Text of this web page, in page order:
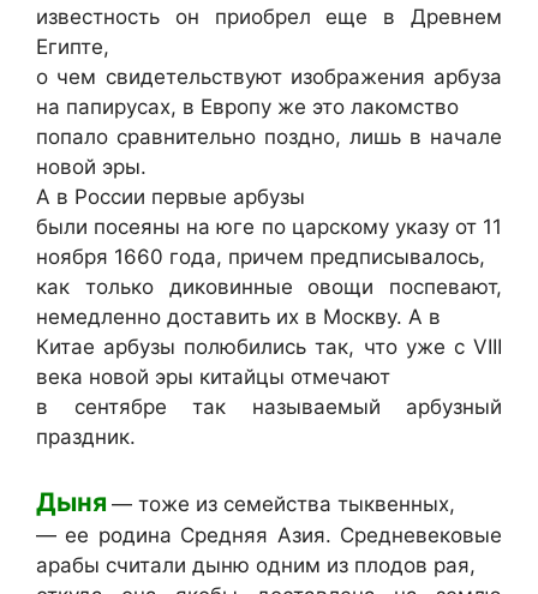
известность он приобрел еще в Древнем
Египте,
о чем свидетельствуют изображения арбуза
на папирусах, в Европу же это лакомство
попало сравнительно поздно, лишь в начале
новой эры.
А в России первые арбузы
были посеяны на юге по царскому указу от 11
ноября 1660 года, причем предписывалось,
как только диковинные овощи поспевают,
немедленно доставить их в Москву. А в
Китае арбузы полюбились так, что уже с VIII
века новой эры китайцы отмечают
в сентябре так называемый арбузный
праздник.
Дыня — тоже из семейства тыквенных,
— ее родина Средняя Азия. Средневековые
арабы считали дыню одним из плодов рая,